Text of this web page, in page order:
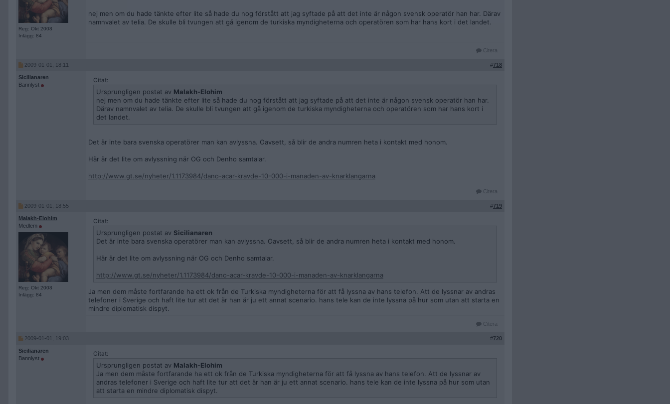
Reg: Okt 2008
Inlägg: 84
nej men om du hade tänkte efter lite så hade du nog förstått att jag syftade på att det inte är någon svensk operatör han har. Därav
namnvalet av telia. De skulle bli tvungen att gå igenom de turkiska myndigheterna och operatören som har hans kort i det landet.
Citera
2009-01-01, 18:11 #718
Sicilianaren
Bannlyst
Citat:
Ursprungligen postat av Malakh-Elohim
nej men om du hade tänkte efter lite så hade du nog förstått att jag syftade på att det inte är någon svensk operatör han har.
Därav namnvalet av telia. De skulle bli tvungen att gå igenom de turkiska myndigheterna och operatören som har hans kort i
det landet.
Det är inte bara svenska operatörer man kan avlyssna. Oavsett, så blir de andra numren heta i kontakt med honom.
Här är det lite om avlyssning när OG och Denho samtalar.
http://www.gt.se/nyheter/1.1173984/dano-acar-kravde-10-000-i-manaden-av-knarklangarna
Citera
2009-01-01, 18:55 #719
Malakh-Elohim
Medlem
Reg: Okt 2008
Inlägg: 84
Citat:
Ursprungligen postat av Sicilianaren
Det är inte bara svenska operatörer man kan avlyssna. Oavsett, så blir de andra numren heta i kontakt med honom.
Här är det lite om avlyssning när OG och Denho samtalar.
http://www.gt.se/nyheter/1.1173984/dano-acar-kravde-10-000-i-manaden-av-knarklangarna
Ja men dem måste fortfarande ha ett ok från de Turkiska myndigheterna för att få lyssna av hans telefon. Att de lyssnar av andras
telefoner i Sverige och haft lite tur att det är han är ju ett annat scenario. hans tele kan de inte lyssna på hur som utan att starta en
mindre diplomatisk dispyt.
Citera
2009-01-01, 19:03 #720
Sicilianaren
Bannlyst
Citat:
Ursprungligen postat av Malakh-Elohim
Ja men dem måste fortfarande ha ett ok från de Turkiska myndigheterna för att få lyssna av hans telefon. Att de lyssnar av
andras telefoner i Sverige och haft lite tur att det är han är ju ett annat scenario. hans tele kan de inte lyssna på hur som utan
att starta en mindre diplomatisk dispyt.